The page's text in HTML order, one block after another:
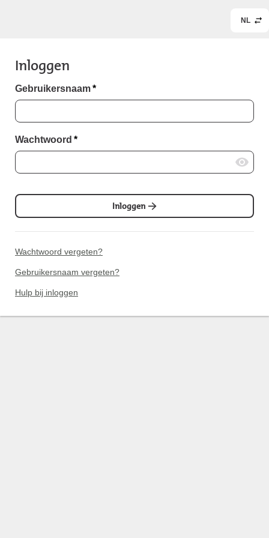
NL
Inloggen
Gebruikersnaam*
Wachtwoord *
Inloggen
Wachtwoord vergeten?
Gebruikersnaam vergeten?
Hulp bij inloggen